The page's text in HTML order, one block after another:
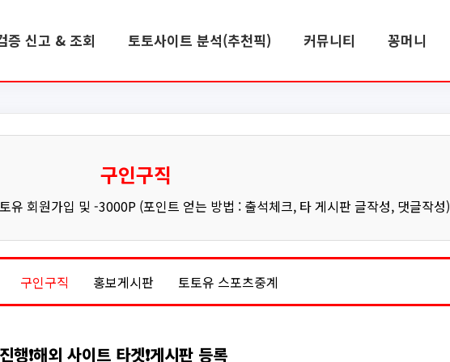
증 신고 & 조회 토토사이트 분석(추천픽) 커뮤니티 꽁머니
구인구직
유 회원가입 및 -3000P (포인트 얻는 방법 : 출석체크, 타 게시판 글작성, 댓글작성)
구인구직 홍보게시판 토토유 스포츠중계
❗해외 사이트 타겟❗게시판 등록